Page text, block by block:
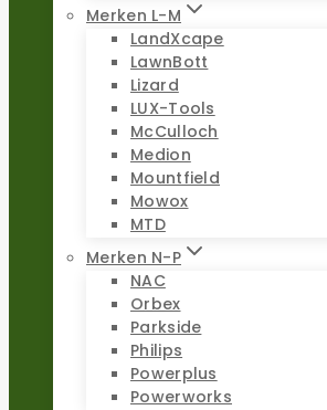
Merken L-M
LandXcape
LawnBott
Lizard
LUX-Tools
McCulloch
Medion
Mountfield
Mowox
MTD
Merken N-P
NAC
Orbex
Parkside
Philips
Powerplus
Powerworks